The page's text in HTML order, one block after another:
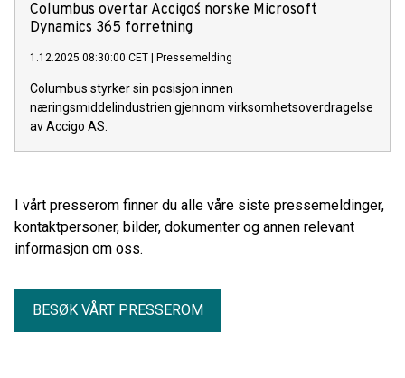
Columbus overtar Accigos´ norske Microsoft
Dynamics 365 forretning
1.12.2025 08:30:00 CET Pressemelding
Columbus styrker sin posisjon innen
næringsmiddelindustrien gjennom virksomhetsoverdragelse
av Accigo AS.
I vårt presserom finner du alle våre siste pressemeldinger,
kontaktpersoner, bilder, dokumenter og annen relevant
informasjon om oss.
BESØK VÅRT PRESSEROM